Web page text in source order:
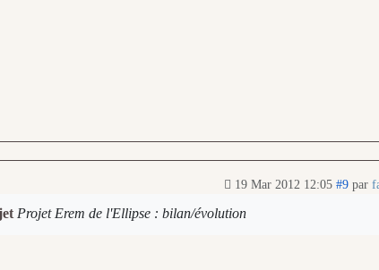
19 Mar 2012 12:05 #9 par
Projet Erem de l'Ellipse : bilan/évolution